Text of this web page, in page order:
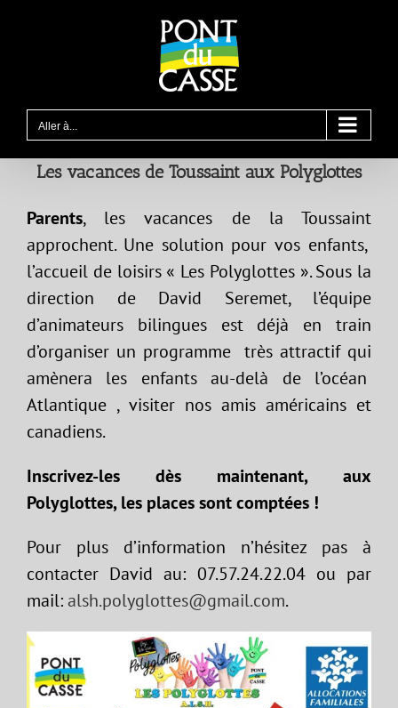
Aller à...
Les vacances de Toussaint aux Polyglottes
Parents, les vacances de la Toussaint
approchent. Une solution pour vos enfants,
l’accueil de loisirs « Les Polyglottes ». Sous la
direction de David Seremet, l’équipe
d’animateurs bilingues est déjà en train
d’organiser un programme très attractif qui
amènera les enfants au-delà de l’océan
Atlantique , visiter nos amis américains et
canadiens.
Inscrivez-les dès maintenant, aux
Polyglottes, les places sont comptées !
Pour plus d’information n’hésitez pas à
contacter David au: 07.57.24.22.04 ou par
mail:alsh.polyglottes@gmail.com.